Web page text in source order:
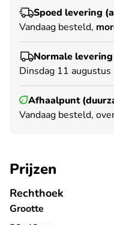
Spoed levering
Vandaag besteld,
Normale levering
Dinsdag 11 augustus
Afhaalpunt
Vandaag besteld,
Prijzen
Rechthoek
Grootte